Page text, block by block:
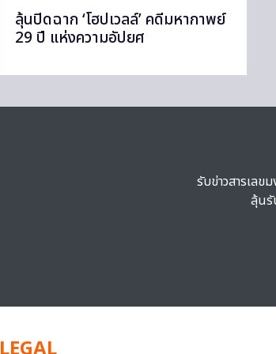
ลุ้นปิดฉาก ‘โฮปเวลล์’ คดีมหากาพย์
29 ปี แห่งความอัปยศ
รับข่าวสารเลข
ลุ้นรั